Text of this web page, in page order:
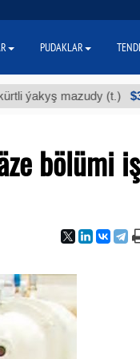
mazudy (t.) $300
bölümi
PUDAKLAR